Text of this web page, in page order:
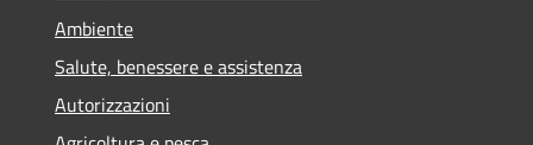
Ambiente
Salute, benessere e assistenza
Autorizzazioni